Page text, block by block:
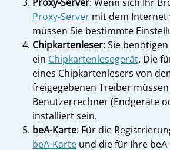
Proxy-Server mit dem Internet
müssen Sie bestimmte
Chipkartenleser: Sie benötigen
ein Chipkartenlesegerät. Die
eines Chipkartenlesers von
freigegebenen Treiber
Benutzerrechner (Endgeräte
installiert sein.
beA-Karte: Für die
beA-Karte und die für Ihre